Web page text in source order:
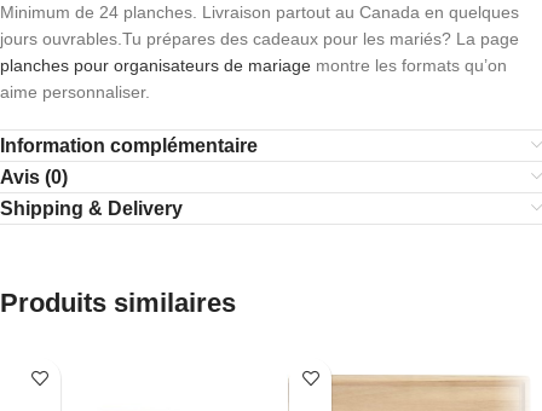
Minimum de 24 planches. Livraison partout au Canada en quelques
jours ouvrables.Tu prépares des cadeaux pour les mariés? La page
planches pour organisateurs de mariage montre les formats qu’on
aime personnaliser.
Information complémentaire
Avis (0)
Shipping & Delivery
Produits similaires